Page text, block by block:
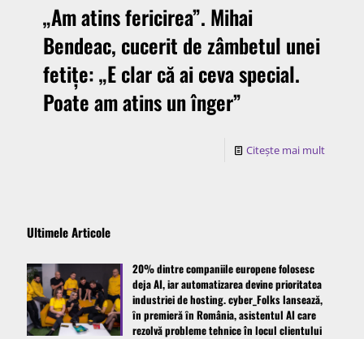
„Am atins fericirea”. Mihai
Bendeac, cucerit de zâmbetul unei
fetițe: „E clar că ai ceva special.
Poate am atins un înger”
Citește mai mult
Ultimele Articole
20% dintre companiile europene folosesc
deja AI, iar automatizarea devine prioritatea
industriei de hosting. cyber_Folks lansează,
ȋn premieră ȋn România, asistentul AI care
rezolvă probleme tehnice în locul clientului